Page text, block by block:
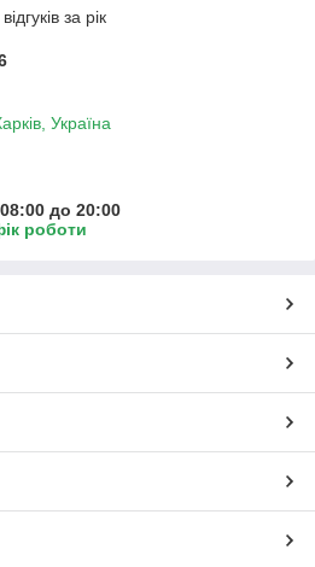
за рік
Україна
до 20:00
роботи